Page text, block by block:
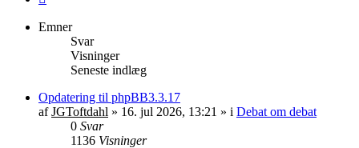
Emner
Svar
Visninger
Seneste indlæg
Opdatering til phpBB3.3.17
afJGToftdahl » 16. jul 2026, 13:21 » i Debat om debat
0 Svar
1136 Visninger